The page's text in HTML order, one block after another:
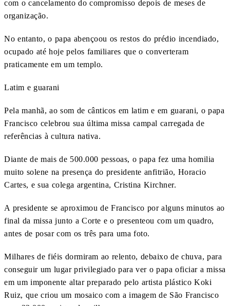
com o cancelamento do compromisso depois de meses de
organização.
No entanto, o papa abençoou os restos do prédio incendiado,
ocupado até hoje pelos familiares que o converteram
praticamente em um templo.
Latim e guarani
Pela manhã, ao som de cânticos em latim e em guarani, o papa
Francisco celebrou sua última missa campal carregada de
referências à cultura nativa.
Diante de mais de 500.000 pessoas, o papa fez uma homilia
muito solene na presença do presidente anfitrião, Horacio
Cartes, e sua colega argentina, Cristina Kirchner.
A presidente se aproximou de Francisco por alguns minutos ao
final da missa junto a Corte e o presenteou com um quadro,
antes de posar com os três para uma foto.
Milhares de fiéis dormiram ao relento, debaixo de chuva, para
conseguir um lugar privilegiado para ver o papa oficiar a missa
em um imponente altar preparado pelo artista plástico Koki
Ruiz, que criou um mosaico com a imagem de São Francisco